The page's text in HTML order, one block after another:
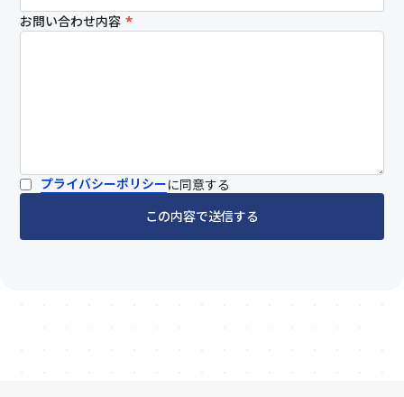
お問い合わせ内容 *
プライバシーポリシーに同意する
この内容で送信する